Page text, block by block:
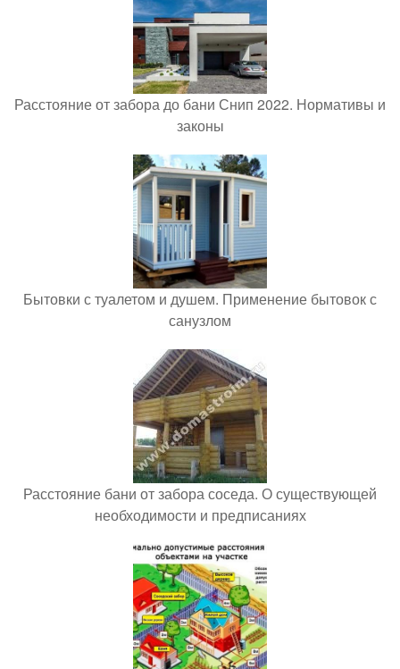
Расстояние от забора до бани Снип 2022. Нормативы и
законы
Бытовки с туалетом и душем. Применение бытовок с
санузлом
Расстояние бани от забора соседа. О существующей
необходимости и предписаниях